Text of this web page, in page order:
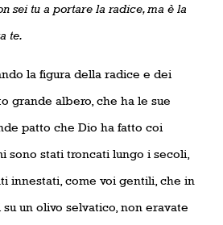
sei tu a portare la radice, ma è la
te.
la figura della radice e dei
grande albero, che ha le sue
patto che Dio ha fatto coi
sono stati troncati lungo i secoli,
innestati, come voi gentili, che in
un olivo selvatico, non eravate